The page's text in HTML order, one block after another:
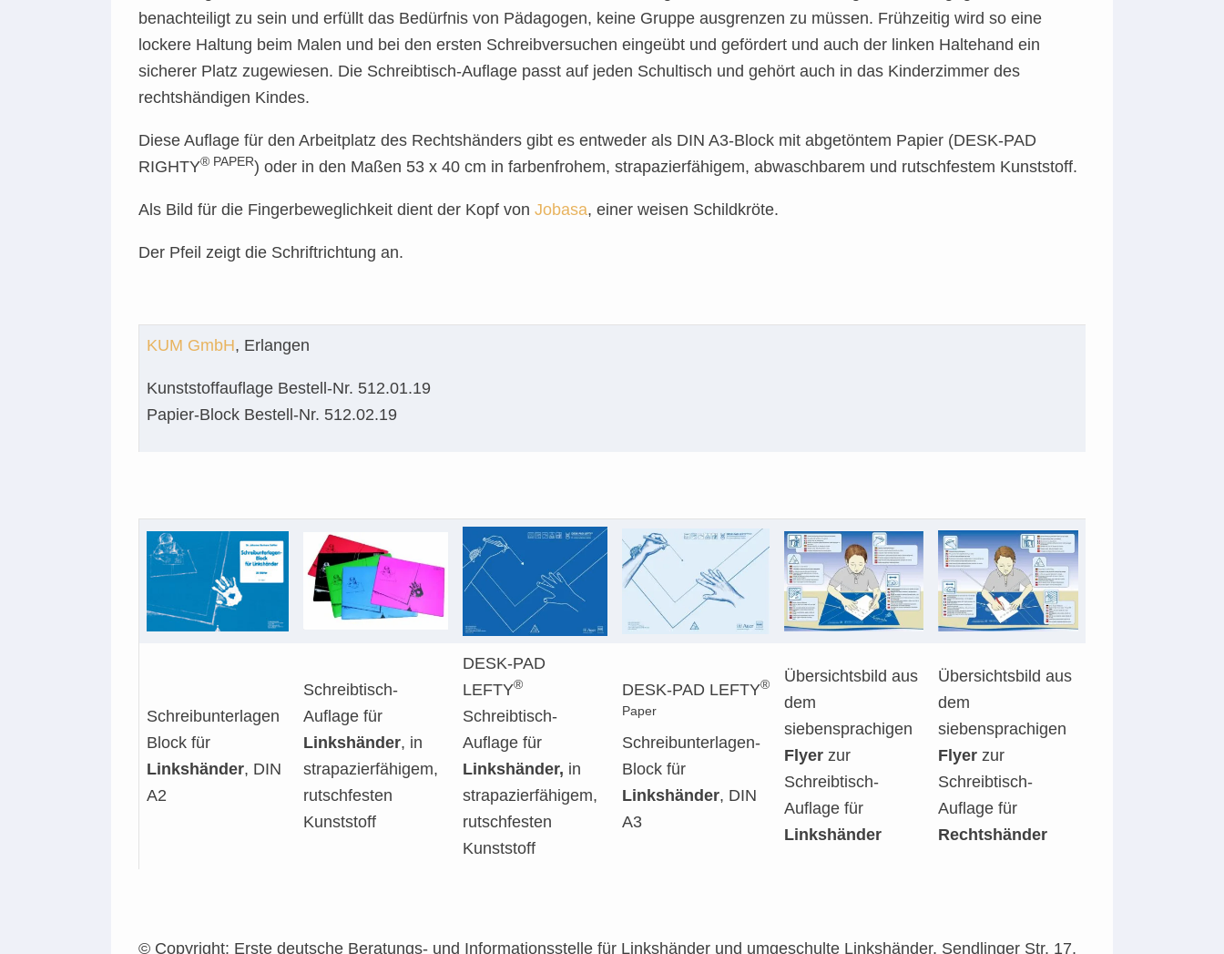
benachteiligt zu sein und erfüllt das Bedürfnis von Pädagogen, keine Gruppe ausgrenzen zu müssen. Frühzeitig wird so eine
lockere Haltung beim Malen und bei den ersten Schreibversuchen eingeübt und gefördert und auch der linken Haltehand ein
sicherer Platz zugewiesen. Die Schreibtisch-Auflage passt auf jeden Schultisch und gehört auch in das Kinderzimmer des
rechtshändigen Kindes.
Diese Auflage für den Arbeitplatz des Rechtshänders gibt es entweder als DIN A3-Block mit abgetöntem Papier (DESK-PAD
RIGHTY® PAPER) oder in den Maßen 53 x 40 cm in farbenfrohem, strapazierfähigem, abwaschbarem und rutschfestem Kunststoff.
Als Bild für die Fingerbeweglichkeit dient der Kopf von Jobasa, einer weisen Schildkröte.
Der Pfeil zeigt die Schriftrichtung an.
KUM GmbH, Erlangen
Kunststoffauflage Bestell-Nr. 512.01.19
Papier-Block Bestell-Nr. 512.02.19
Schreibunterlagen
Block für
Linkshänder, DIN
A2
Schreibtisch-
Auflage für
Linkshänder, in
strapazierfähigem,
rutschfesten
Kunststoff
DESK-PAD
LEFTY®
Schreibtisch-
Auflage für
Linkshänder, in
strapazierfähigem,
rutschfesten
Kunststoff
DESK-PAD LEFTY®
Paper
Schreibunterlagen-
Block für
Linkshänder, DIN
A3
Übersichtsbild aus
dem
siebensprachigen
Flyer zur
Schreibtisch-
Auflage für
Linkshänder
Übersichtsbild aus
dem
siebensprachigen
Flyer zur
Schreibtisch-
Auflage für
Rechtshänder
© Copyright: Erste deutsche Beratungs- und Informationsstelle für Linkshänder und umgeschulte Linkshänder, Sendlinger Str. 17,